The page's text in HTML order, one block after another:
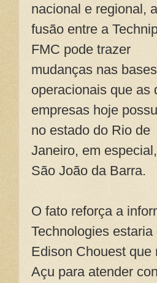
nacional e regional, a
fusão entre a
FMC pode trazer
mudanças nas bases
operacionais que as
empresas hoje
no estado do Rio de
Janeiro, em
São João da Barra.
O fato reforça a
Technologies
Edison Chouest que
Açu para atender